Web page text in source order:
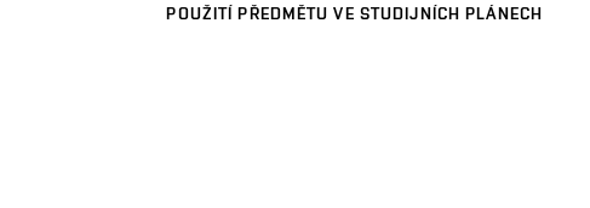
POUŽITÍ PŘEDMĚTU VE STUDIJNÍCH PLÁNECH